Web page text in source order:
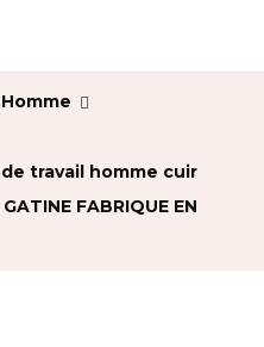
Homme
travail homme cuir
FABRIQUE EN